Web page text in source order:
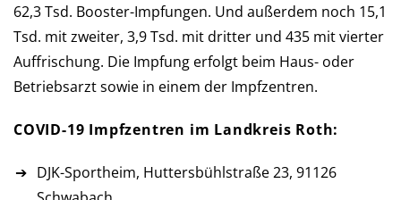
62,3 Tsd. Booster-Impfungen. Und außer­dem noch 15,1
Tsd. mit zwei­ter, 3,9 Tsd. mit drit­ter und 435 mit vier­ter
Auf­frischung. Die Imp­fung er­folgt beim Haus- oder
Betriebs­arzt so­wie in einem der Impfzentren.
COVID-19 Impfzentren im Landkreis Roth:
DJK-Sportheim, Huttersbühlstraße 23, 91126